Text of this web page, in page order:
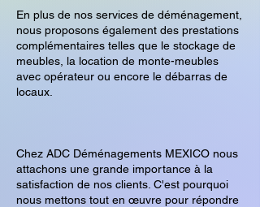
En plus de nos services de déménagement,
nous proposons également des prestations
complémentaires telles que le stockage de
meubles, la location de monte-meubles
avec opérateur ou encore le débarras de
locaux.
Chez ADC Déménagements MEXICO nous
attachons une grande importance à la
satisfaction de nos clients. C'est pourquoi
nous mettons tout en œuvre pour répondre